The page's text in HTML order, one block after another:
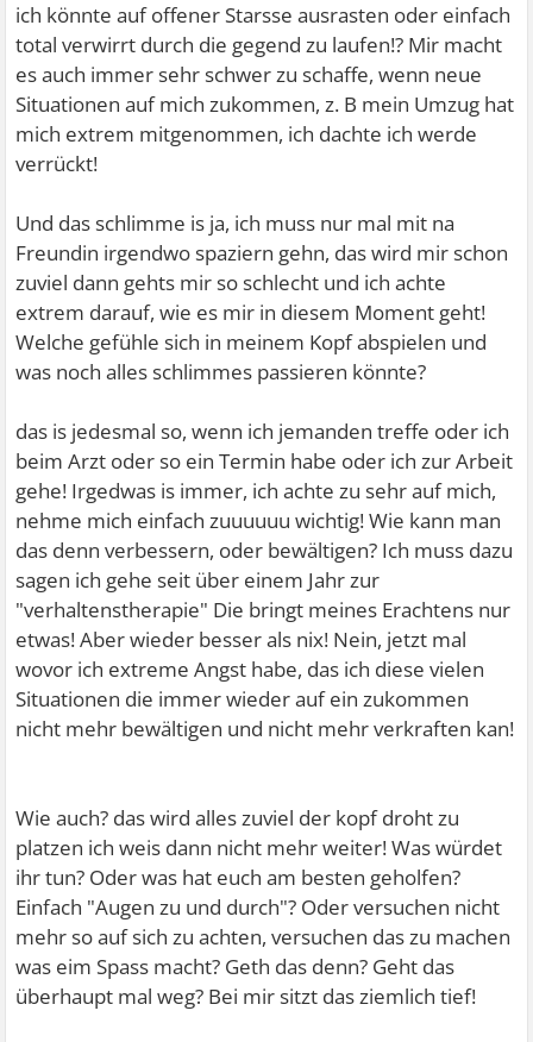
ich könnte auf offener Starsse ausrasten oder einfach
total verwirrt durch die gegend zu laufen!? Mir macht
es auch immer sehr schwer zu schaffe, wenn neue
Situationen auf mich zukommen, z. B mein Umzug hat
mich extrem mitgenommen, ich dachte ich werde
verrückt!
Und das schlimme is ja, ich muss nur mal mit na
Freundin irgendwo spaziern gehn, das wird mir schon
zuviel dann gehts mir so schlecht und ich achte
extrem darauf, wie es mir in diesem Moment geht!
Welche gefühle sich in meinem Kopf abspielen und
was noch alles schlimmes passieren könnte?
das is jedesmal so, wenn ich jemanden treffe oder ich
beim Arzt oder so ein Termin habe oder ich zur Arbeit
gehe! Irgedwas is immer, ich achte zu sehr auf mich,
nehme mich einfach zuuuuuu wichtig! Wie kann man
das denn verbessern, oder bewältigen? Ich muss dazu
sagen ich gehe seit über einem Jahr zur
"verhaltenstherapie" Die bringt meines Erachtens nur
etwas! Aber wieder besser als nix! Nein, jetzt mal
wovor ich extreme Angst habe, das ich diese vielen
Situationen die immer wieder auf ein zukommen
nicht mehr bewältigen und nicht mehr verkraften kan!
Wie auch? das wird alles zuviel der kopf droht zu
platzen ich weis dann nicht mehr weiter! Was würdet
ihr tun? Oder was hat euch am besten geholfen?
Einfach "Augen zu und durch"? Oder versuchen nicht
mehr so auf sich zu achten, versuchen das zu machen
was eim Spass macht? Geth das denn? Geht das
überhaupt mal weg? Bei mir sitzt das ziemlich tief!